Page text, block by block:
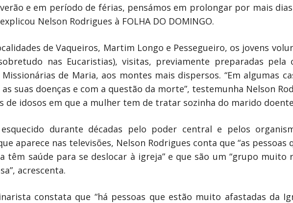
e em período de férias, pensámos em prolongar por mais
Nelson Rodrigues à FOLHA DO DOMINGO.
de Vaqueiros, Martim Longo e Pessegueiro, os jovens
nas Eucaristias), visitas, previamente preparadas pela
de Maria, aos montes mais dispersos. “Em algumas
suas doenças e com a questão da morte”, testemunha Nelson
de idosos em que a mulher tem de tratar sozinha do marido
durante décadas pelo poder central e pelos
aparece nas televisões, Nelson Rodrigues conta que “as pessoas
têm saúde para se deslocar à igreja” e que são um “grupo muito
acrescenta.
constata que “há pessoas que estão muito afastadas da